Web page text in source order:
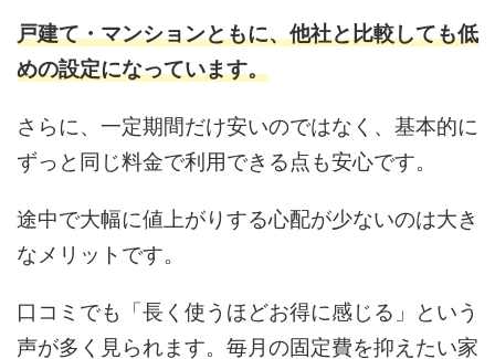
戸建て・マンションともに、他社と比較しても低
めの設定になっています。
さらに、一定期間だけ安いのではなく、基本的に
ずっと同じ料金で利用できる点も安心です。
途中で大幅に値上がりする心配が少ないのは大き
なメリットです。
口コミでも「長く使うほどお得に感じる」という
声が多く見られます。毎月の固定費を抑えたい家